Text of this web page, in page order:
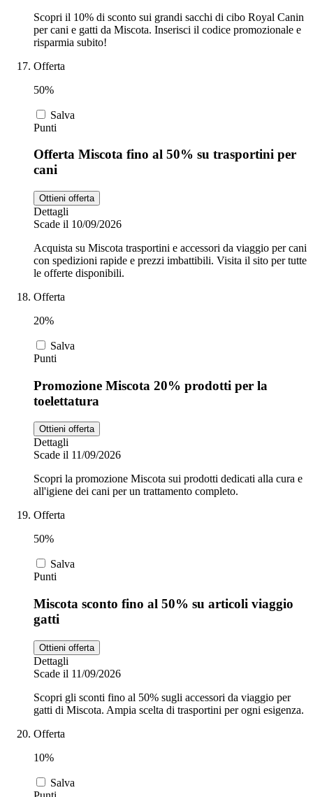
Scopri il 10% di sconto sui grandi sacchi di cibo Royal Canin
per cani e gatti da Miscota. Inserisci il codice promozionale e
risparmia subito!
Offerta
50%
Salva
Punti
Offerta Miscota fino al 50% su trasportini per
cani
Ottieni offerta
Dettagli
Scade il 10/09/2026
Acquista su Miscota trasportini e accessori da viaggio per cani
con spedizioni rapide e prezzi imbattibili. Visita il sito per tutte
le offerte disponibili.
Offerta
20%
Salva
Punti
Promozione Miscota 20% prodotti per la
toelettatura
Ottieni offerta
Dettagli
Scade il 11/09/2026
Scopri la promozione Miscota sui prodotti dedicati alla cura e
all'igiene dei cani per un trattamento completo.
Offerta
50%
Salva
Punti
Miscota sconto fino al 50% su articoli viaggio
gatti
Ottieni offerta
Dettagli
Scade il 11/09/2026
Scopri gli sconti fino al 50% sugli accessori da viaggio per
gatti di Miscota. Ampia scelta di trasportini per ogni esigenza.
Offerta
10%
Salva